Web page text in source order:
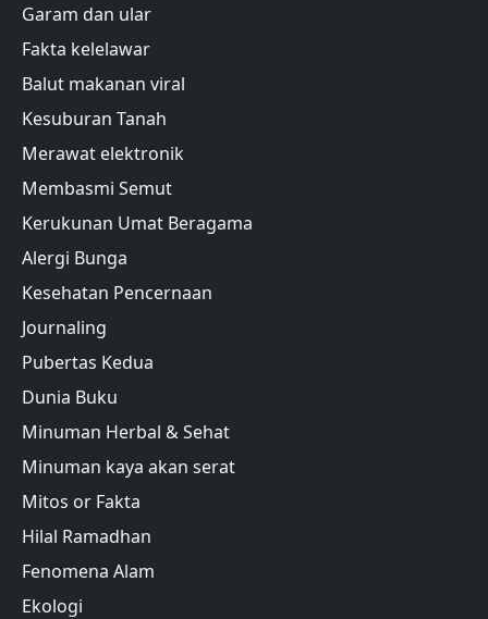
Garam dan ular
Fakta kelelawar
Balut makanan viral
Kesuburan Tanah
Merawat elektronik
Membasmi Semut
Kerukunan Umat Beragama
Alergi Bunga
Kesehatan Pencernaan
Journaling
Pubertas Kedua
Dunia Buku
Minuman Herbal & Sehat
Minuman kaya akan serat
Mitos or Fakta
Hilal Ramadhan
Fenomena Alam
Ekologi